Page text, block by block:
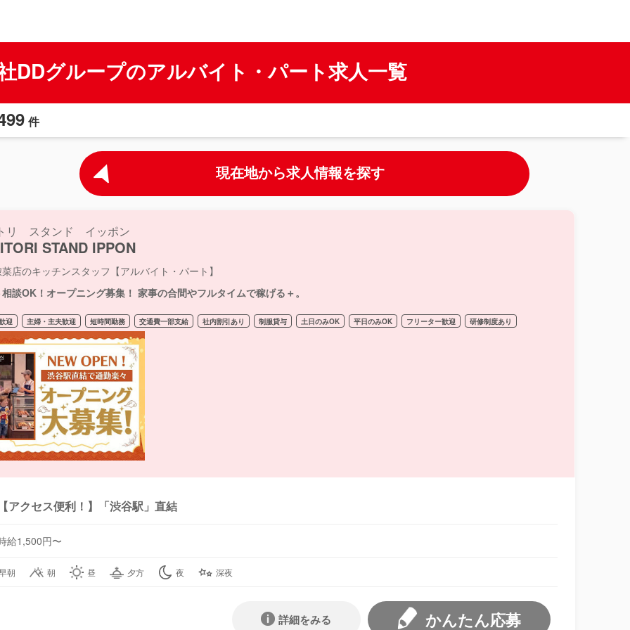
DDグループのアルバイト・パート求人一覧
件
現在地から求人情報を探す
リ スタンド イッポン
STAND IPPON
店のキッチンスタッフ【アルバイト・パート】
談OK！オープニング募集！ 家事の合間やフルタイムで稼げる＋。
迎 主婦・主夫歓迎 短時間勤務 交通費一部支給 社内割引あり 制服貸与 土日のみOK 平日のみOK フリーター歓迎 研修制度あり
アクセス便利！】「渋谷駅」直結
給1,500円〜
朝 朝 昼 夕方 夜 深夜
かんたん応募
詳細をみる